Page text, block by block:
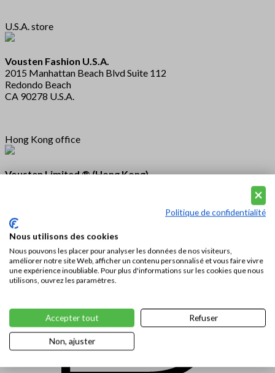
U.S.A. store
Vousten Fashion U.S.A.
2015 Manhattan Beach Blvd Suite 112
Redondo Beach
CA 90278 U.S.A.
Hong Kong office
Vousten Limited ® (Hong Kong)
Hong Kong
Politique de confidentialité
Nous utilisons des cookies
Nous pouvons les placer pour analyser les données de nos visiteurs,
améliorer notre site Web, afficher un contenu personnalisé et vous faire vivre
une expérience inoubliable. Pour plus d'informations sur les cookies que nous
utilisons, ouvrez les paramètres.
Accepter tout Refuser
Non, ajuster